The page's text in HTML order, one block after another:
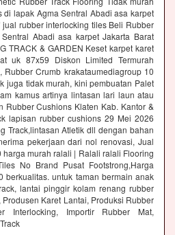
lapak Agma Sentral Abadi asa karpet
rubber interlocking tiles Beli Rubber
Abadi asa karpet Jakarta Barat
TRACK & GARDEN Keset karpet karet
uk 87x59 Diskon Limited Termurah
Rubber Crumb krakataumediagroup 10
juga tidak murah, kini pembuatan Palet
kamus artinya lintasan lari laun atau
Rubber Cushions Klaten Kab. Kantor &
lapisan rubber cushions 29 Mei 2026
Track,lintasan Atletik dll dengan bahan
pekerjaan dari nol renovasi, Jual
murah ralali | Ralali ralali Flooring
No Brand Pusat Footstrong,Harga
berkualitas. untuk taman bermain anak
lantai pinggir kolam renang rubber
Karet Lantai, Produksi Rubber
Interlocking, Importir Rubber Mat,